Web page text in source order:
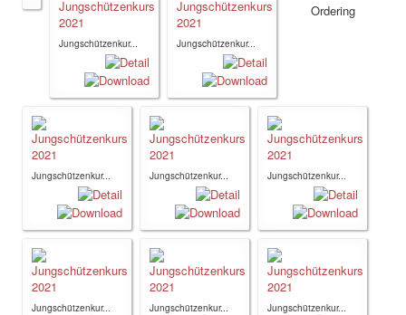
Jungschützenkur... Jungschützenkur...
Jungschützenkur... Jungschützenkur... Jungschützenkur...
Jungschützenkur... Jungschützenkur... Jungschützenkur...
Ordering